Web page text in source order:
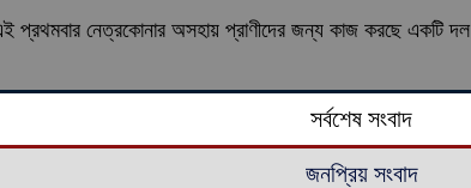
প্রথমবার নেত্রকোনার অসহায় প্রাণীদের জন্য কাজ করছে একটি দল
সর্বশেষ সংবাদ
জনপ্রিয় সংবাদ